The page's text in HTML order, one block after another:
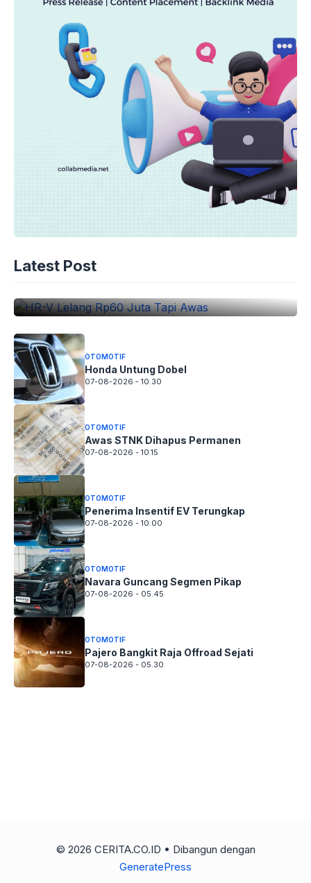
Latest Post
HR-V Lelang Rp60 Juta Tapi Awas
OTOMOTIF
Honda Untung Dobel
07-08-2026 - 10.30
OTOMOTIF
Awas STNK Dihapus Permanen
07-08-2026 - 10.15
OTOMOTIF
Penerima Insentif EV Terungkap
07-08-2026 - 10.00
OTOMOTIF
Navara Guncang Segmen Pikap
07-08-2026 - 05.45
OTOMOTIF
Pajero Bangkit Raja Offroad Sejati
07-08-2026 - 05.30
© 2026 CERITA.CO.ID • Dibangun dengan
GeneratePress